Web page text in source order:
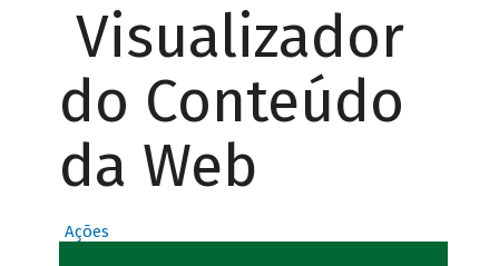
Visualizador
do Conteúdo
da Web
Ações